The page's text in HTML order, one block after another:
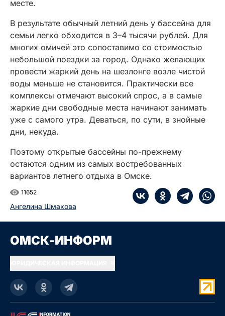
месте.
В результате обычный летний день у бассейна для
семьи легко обходится в 3–4 тысячи рублей. Для
многих омичей это сопоставимо со стоимостью
небольшой поездки за город. Однако желающих
провести жаркий день на шезлонге возле чистой
воды меньше не становится. Практически все
комплексы отмечают высокий спрос, а в самые
жаркие дни свободные места начинают занимать
уже с самого утра. Деваться, по сути, в знойные
дни, некуда.
Поэтому открытые бассейны по-прежнему
остаются одним из самых востребованных
вариантов летнего отдыха в Омске.
11652
Ангелина Шмакова
ОМСК-ИНФОРМ